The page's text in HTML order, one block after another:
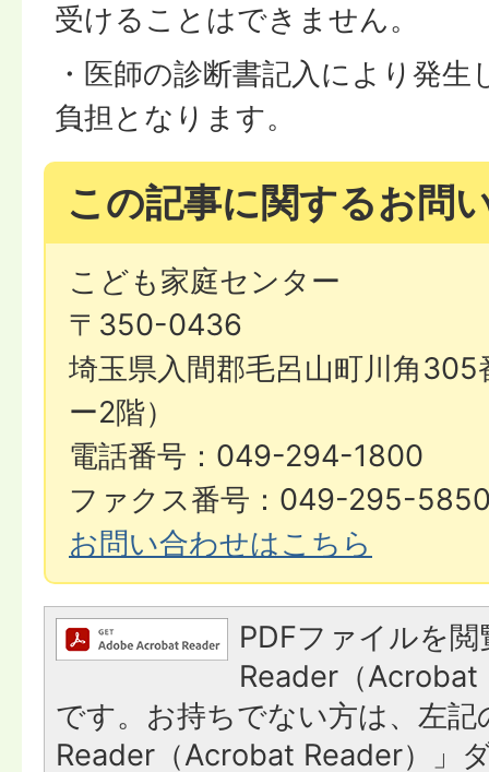
受けることはできません。
・医師の診断書記入により発
負担となります。
この記事に関するお問
こども家庭センター
〒350-0436
埼玉県入間郡毛呂山町川角305
ー2階）
電話番号：049-294-1800
ファクス番号：049-295-
お問い合わせはこちら
PDFファイルを
Reader（Acrobat
です。お持ちでない方は、左
Reader（Acrobat Reader）」